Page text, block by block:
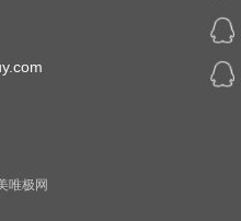
唯极网